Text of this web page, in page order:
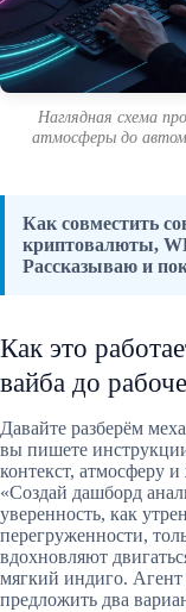
Наглядная схема
атмосферы до
Как совместить
криптовалюты,
Рассказываю и
Как это
вайба до
Давайте разберём
вы пишете
контекст, атмосферу
«Создай дашборд
уверенность, как
перегруженности,
вдохновляют
мягкий индиго.
предложить два